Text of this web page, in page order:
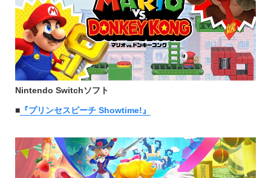
Nintendo Switchソフト
■『プリンセスピーチ Showtime!』